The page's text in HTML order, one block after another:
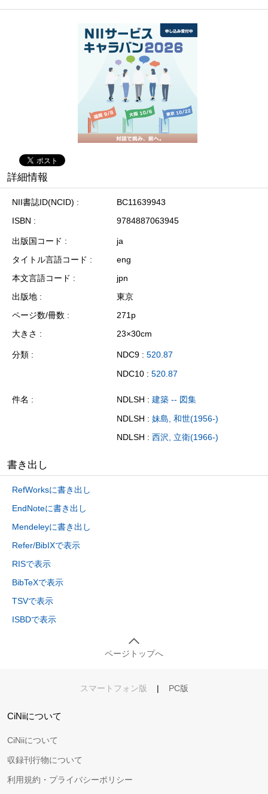
詳細情報
NII書誌ID(NCID)
BC11639943
ISBN
9784887063945
出版国コード
ja
タイトル言語コード
eng
本文言語コード
jpn
出版地
東京
ページ数/冊数
271p
大きさ
23×30cm
分類 NDC9 : 520.87
NDC10 : 520.87
件名 NDLSH : 建築 -- 図集
NDLSH : 妹島, 和世(1956-)
NDLSH : 西沢, 立衛(1966-)
書き出し
RefWorksに書き出し
EndNoteに書き出し
Mendeleyに書き出し
Refer/BibIXで表示
RISで表示
BibTeXで表示
TSVで表示
ISBDで表示
ページトップへ
スマートフォン版 | PC版
CiNiiについて
CiNiiについて
収録刊行物について
利用規約・プライバシーポリシー